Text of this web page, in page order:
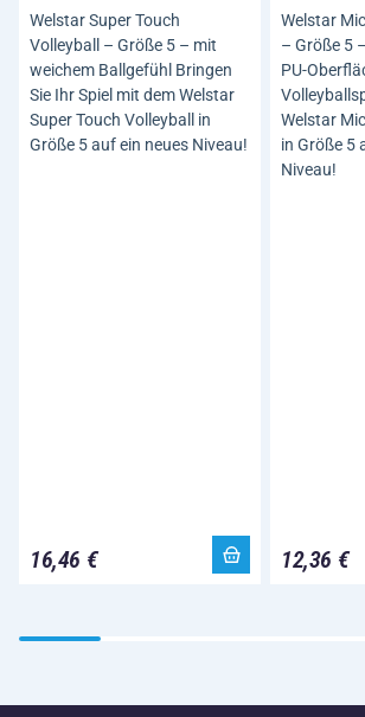
Welstar Super Touch
Volleyball – Größe 5 – mit
weichem Ballgefühl Bringen
Sie Ihr Spiel mit dem Welstar
Super Touch Volleyball in
Größe 5 auf ein neues Niveau!
16,46 €
Welstar
– Größe 5
PU-
Welstar
in Größe 5
Niveau!
12,36 €